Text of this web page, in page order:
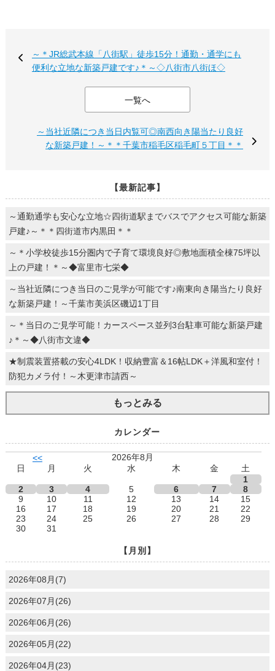
～＊JR総武本線「八街駅」徒歩15分！通勤・通学にも
便利な立地な新築戸建です♪＊～◇八街市八街ほ◇
一覧へ
～当社近隣につき当日内覧可◎南西向き陽当たり良好
な新築戸建！～＊＊千葉市稲毛区稲毛町５丁目＊＊
【最新記事】
～通勤通学も安心な立地☆四街道駅までバスでアクセス可能な新築
戸建♪～＊＊四街道市内黒田＊＊
～＊小学校徒歩15分圏内で子育て環境良好◎敷地面積全棟75坪以
上の戸建！＊～◆富里市七栄◆
～当社近隣につき当日のご見学が可能です♪南東向き陽当たり良好
な新築戸建！～千葉市美浜区磯辺1丁目
～＊当日のご見学可能！カースペース並列3台駐車可能な新築戸建
♪＊～◆八街市文違◆
★制震装置搭載の安心4LDK！収納豊富＆16帖LDK＋洋風和室付！
防犯カメラ付！～木更津市請西～
もっとみる
カレンダー
<<
2026年8月
日
月 火 水 木 金
土
1
2
3 4 5 6 7
8
9
10 11 12 13 14
15
16
17 18 19 20 21
22
23
24 25 26 27 28
29
30
31
【月別】
2026年08月(7)
2026年07月(26)
2026年06月(26)
2026年05月(22)
2026年04月(23)